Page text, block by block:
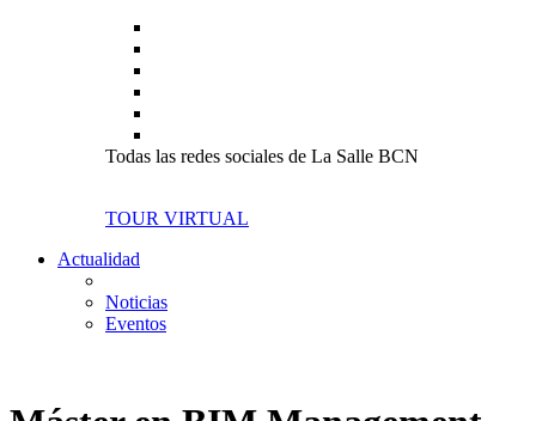
Todas las redes sociales de La Salle BCN
TOUR VIRTUAL
Actualidad
Noticias
Eventos